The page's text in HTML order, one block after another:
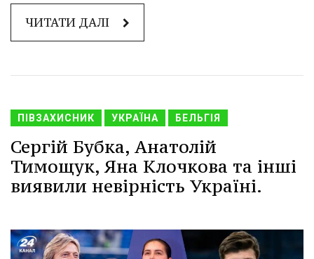
ЧИТАТИ ДАЛІ
ПІВЗАХИСНИК УКРАЇНА БЕЛЬГІЯ
Сергій Бубка, Анатолій
Тимощук, Яна Клочкова та інші
виявили невірність Україні.